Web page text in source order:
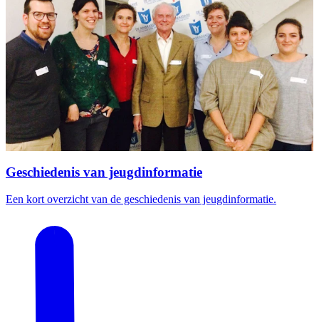
Geschiedenis van jeugdinformatie
Een kort overzicht van de geschiedenis van jeugdinformatie.